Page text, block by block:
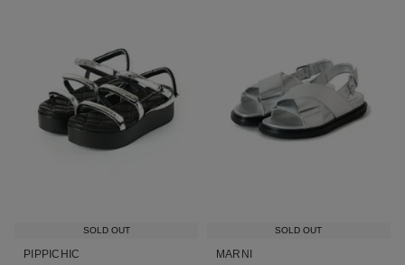
SOLD OUT
PIPPICHIC
SOLD OUT
MARNI